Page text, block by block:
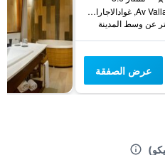
Av Vallarta 3993, غوادالاجارا (مكسيكو), ولاية خاليسكو, المكسيك
عرض الصفقة